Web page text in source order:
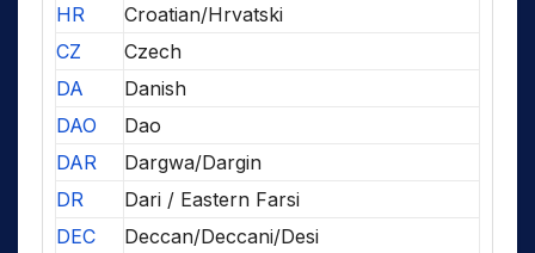
HR
Croatian/Hrvatski
CZ
Czech
DA
Danish
DAO
Dao
DAR
Dargwa/Dargin
DR
Dari / Eastern Farsi
DEC
Deccan/Deccani/Desi